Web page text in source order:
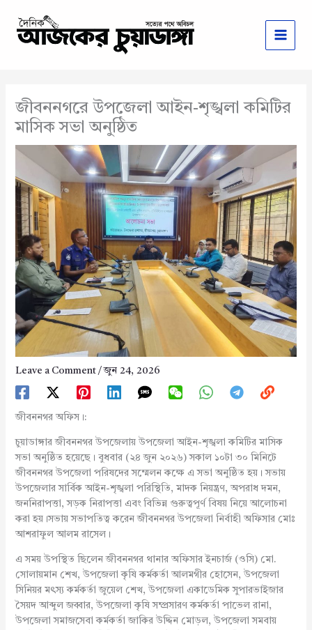
content
জীবননগরে উপজেলা আইন-শৃঙ্খলা কমিটির
মাসিক সভা অনুষ্ঠিত
Leave a Comment /জুন 24, 2026
জীবননগর অফিস।:
চুয়াডাঙ্গার জীবননগর উপজেলায় উপজেলা আইন-শৃঙ্খলা কমিটির মাসিক
সভা অনুষ্ঠিত হয়েছে। বুধবার (২৪ জুন ২০২৬) সকাল ১০টা ৩০ মিনিটে
জীবননগর উপজেলা পরিষদের সম্মেলন কক্ষে এ সভা অনুষ্ঠিত হয়। সভায়
উপজেলার সার্বিক আইন-শৃঙ্খলা পরিস্থিতি, মাদক নিয়ন্ত্রণ, অপরাধ দমন,
জননিরাপত্তা, সড়ক নিরাপত্তা এবং বিভিন্ন গুরুত্বপূর্ণ বিষয় নিয়ে আলোচনা
করা হয়।সভায় সভাপতিত্ব করেন জীবননগর উপজেলা নির্বাহী অফিসার মোঃ
আশরাফুল আলম রাসেল।
এ সময় উপস্থিত ছিলেন জীবননগর থানার অফিসার ইনচার্জ (ওসি) মো.
সোলায়মান শেখ, উপজেলা কৃষি কর্মকর্তা আলমগীর হোসেন, উপজেলা
সিনিয়র মৎস্য কর্মকর্তা জুয়েল শেখ, উপজেলা একাডেমিক সুপারভাইজার
সৈয়দ আব্দুল জব্বার, উপজেলা কৃষি সম্প্রসারণ কর্মকর্তা পাভেল রানা,
উপজেলা সমাজসেবা কর্মকর্তা জাকির উদ্দিন মোড়ল, উপজেলা সমবায়